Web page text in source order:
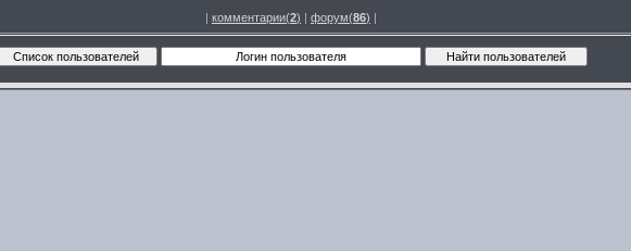
| комментарии(2) | форум(86) |